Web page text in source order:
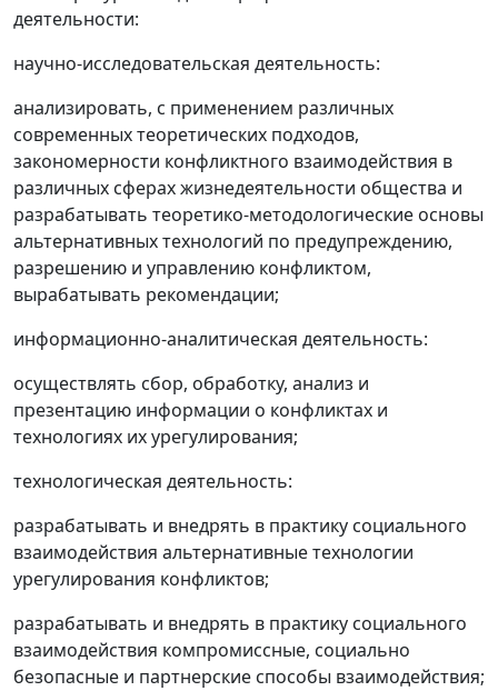
деятельности:
научно-исследовательская деятельность:
анализировать, с применением различных
современных теоретических подходов,
закономерности конфликтного взаимодействия в
различных сферах жизнедеятельности общества и
разрабатывать теоретико-методологические основы
альтернативных технологий по предупреждению,
разрешению и управлению конфликтом,
вырабатывать рекомендации;
информационно-аналитическая деятельность:
осуществлять сбор, обработку, анализ и
презентацию информации о конфликтах и
технологиях их урегулирования;
технологическая деятельность:
разрабатывать и внедрять в практику социального
взаимодействия альтернативные технологии
урегулирования конфликтов;
разрабатывать и внедрять в практику социального
взаимодействия компромиссные, социально
безопасные и партнерские способы взаимодействия;